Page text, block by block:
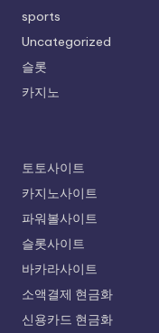
sports
Uncategorized
슬롯
카지노
토토사이트
카지노사이트
파워볼사이트
슬롯사이트
바카라사이트
소액결제 현금화
신용카드 현금화